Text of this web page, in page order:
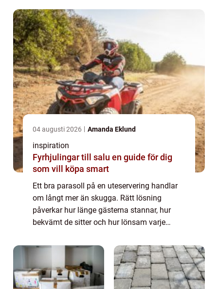
04 augusti 2026 Amanda Eklund
inspiration
Fyrhjulingar till salu en guide för dig
som vill köpa smart
Ett bra parasoll på en uteservering handlar
om långt mer än skugga. Rätt lösning
påverkar hur länge gästerna stannar, hur
bekvämt de sitter och hur lönsam varje
sin utemiljö blir valet av parasoll därför e...